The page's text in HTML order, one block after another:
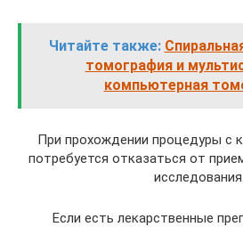
Читайте также:
томография и
компьютерная
При прохождении процедуры с
потребуется отказаться от
исследования.
Если есть лекарственные